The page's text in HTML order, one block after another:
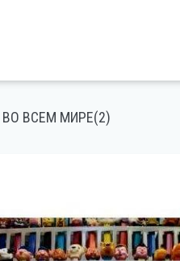
ВСЕМ МИРЕ(2)